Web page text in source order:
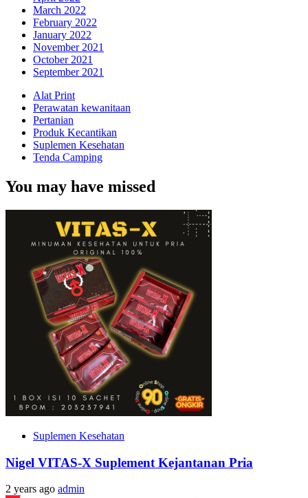
March 2022
February 2022
January 2022
November 2021
October 2021
September 2021
Alat Print
Perawatan kewanitaan
Pertanian
Produk Kecantikan
Suplemen Kesehatan
Tenda Camping
You may have missed
Suplemen Kesehatan
Nigel VITAS-X Suplement Kejantanan Pria
2 years ago admin